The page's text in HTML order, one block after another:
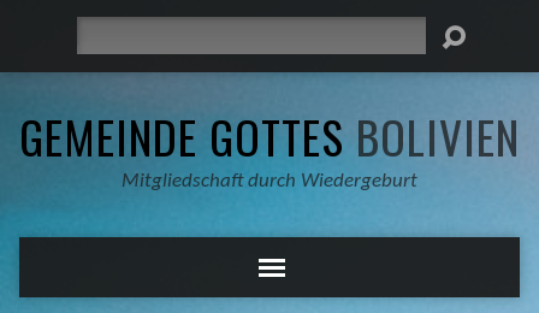
GEMEINDE GOTTES BOLIVIEN
Mitgliedschaft durch Wiedergeburt